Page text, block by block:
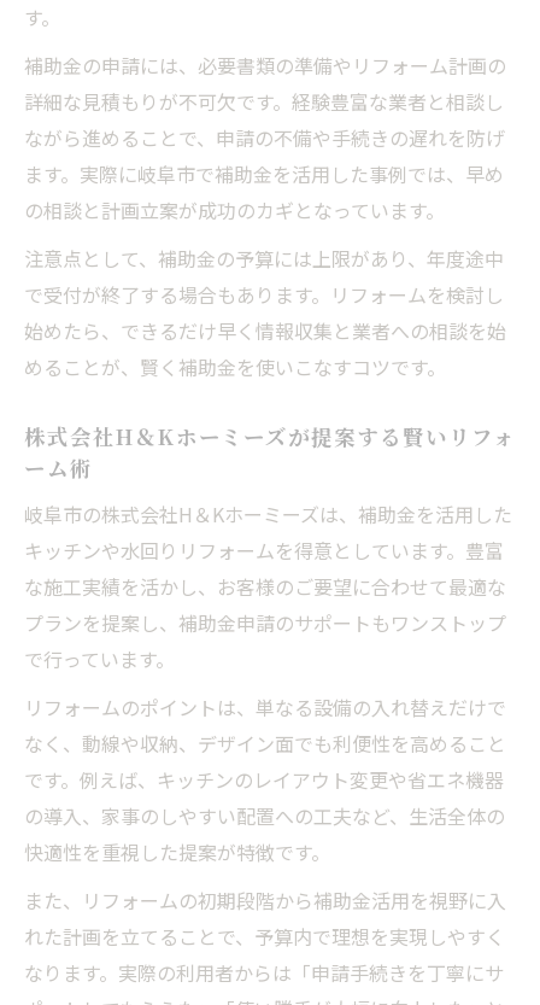
す。
補助金の申請には、必要書類の準備やリフォーム計画の
詳細な見積もりが不可欠です。経験豊富な業者と相談し
ながら進めることで、申請の不備や手続きの遅れを防げ
ます。実際に岐阜市で補助金を活用した事例では、早め
の相談と計画立案が成功のカギとなっています。
注意点として、補助金の予算には上限があり、年度途中
で受付が終了する場合もあります。リフォームを検討し
始めたら、できるだけ早く情報収集と業者への相談を始
めることが、賢く補助金を使いこなすコツです。
株式会社H＆Kホーミーズが提案する賢いリフォ
ーム術
岐阜市の株式会社H＆Kホーミーズは、補助金を活用した
キッチンや水回りリフォームを得意としています。豊富
な施工実績を活かし、お客様のご要望に合わせて最適な
プランを提案し、補助金申請のサポートもワンストップ
で行っています。
リフォームのポイントは、単なる設備の入れ替えだけで
なく、動線や収納、デザイン面でも利便性を高めること
です。例えば、キッチンのレイアウト変更や省エネ機器
の導入、家事のしやすい配置への工夫など、生活全体の
快適性を重視した提案が特徴です。
また、リフォームの初期段階から補助金活用を視野に入
れた計画を立てることで、予算内で理想を実現しやすく
なります。実際の利用者からは「申請手続きを丁寧にサ